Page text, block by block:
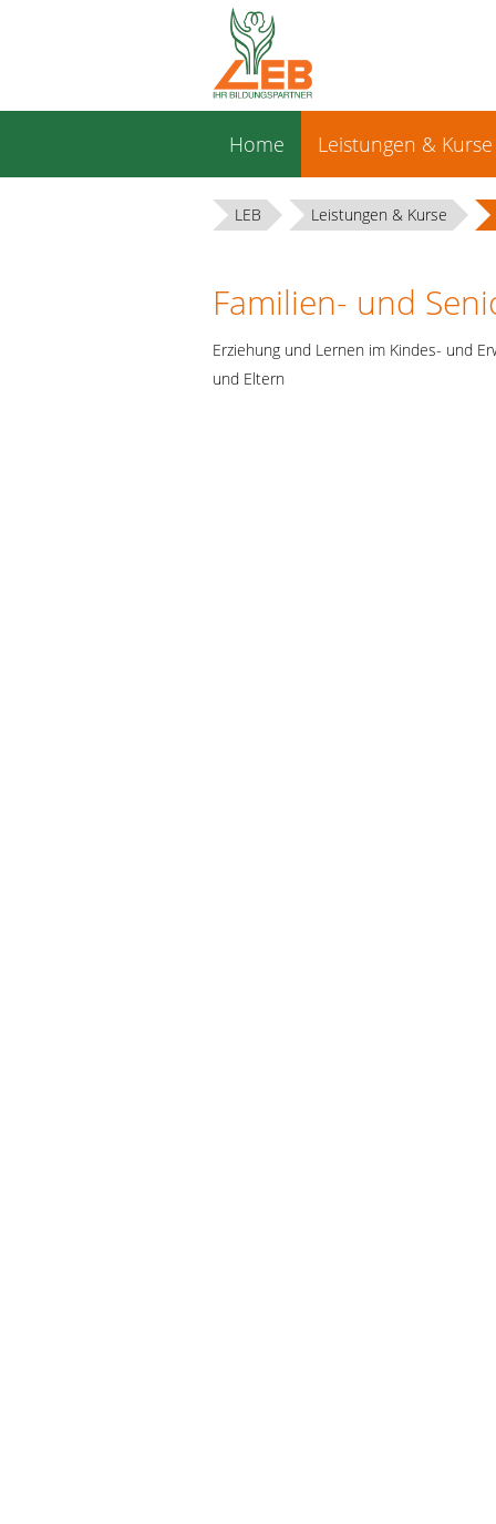
überspringen
Home Leistungen & Kurse
LEB Leistungen & Kurse
Familien- und
Erziehung und Lernen im Kindes- und
und Eltern